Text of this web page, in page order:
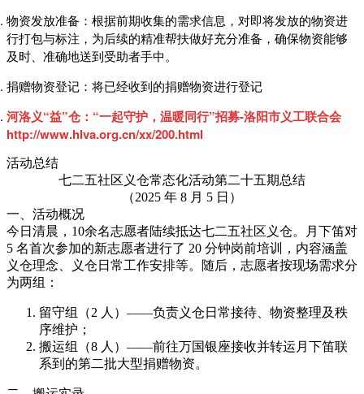
物资发放准备：根据前期收集的需求信息，对即将发放的物资进
行打包与标注，为后续的精准帮扶做好充分准备，确保物资能够
及时、准确地送到受助者手中。
捐赠物资登记：将已经收到的捐赠物资进行登记
河洛义“益”仓：“一起守护，温暖同行”招募-洛阳市义工联合会
http://www.hlva.org.cn/xx/200.html
活动总结
七二五社区义仓常态化活动第二十五期总结
（2025 年 8 月 5 日）
一、活动概况
今日清晨，10余名志愿者陆续抵达七二五社区义仓。月下笛对
5 名首次参加的新志愿者进行了 20 分钟岗前培训，内容涵盖
义仓理念、义仓日常工作安排等。随后，志愿者按现场需求分
为两组：
留守组（2 人）——负责义仓日常接待、物资整理及秩
序维护；
搬运组（8 人）——前往万国银座接收并转运月下笛联
系到的第二批大型捐赠物资。